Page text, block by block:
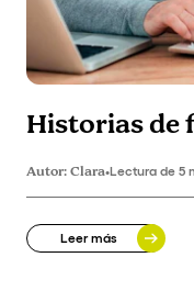
Historias de
Autor:Clara•Lectura de 5
Leer más